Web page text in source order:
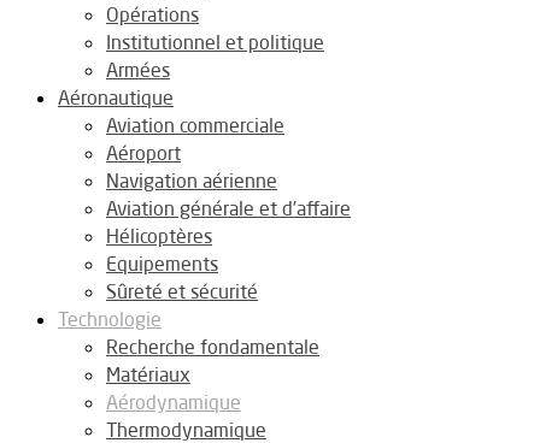
Opérations
Institutionnel et politique
Armées
Aéronautique
Aviation commerciale
Aéroport
Navigation aérienne
Aviation générale et d’affaire
Hélicoptères
Equipements
Sûreté et sécurité
Technologie
Recherche fondamentale
Matériaux
Aérodynamique
Thermodynamique